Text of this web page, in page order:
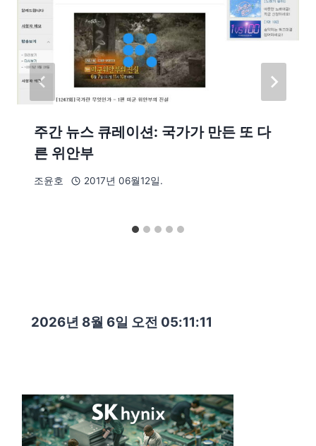
주간 뉴스 큐레이션: 국가가 만든 또 다
른 위안부
조윤호 2017년 06월12일.
2026년 8월 6일 오전 05:11:12